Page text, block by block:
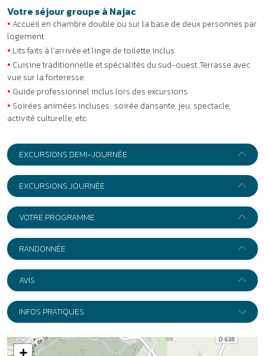
Votre séjour groupe à Najac
• Accueil en chambre double ou sur la base de deux personnes par
logement.
• Lits faits à l’arrivée et linge de toilette inclus.
• Cuisine traditionnelle et spécialités du sud-ouest. Terrasse avec
vue sur la forteresse.
• Guide professionnel inclus lors des excursions.
• Soirées animées incluses : soirée dansante, jeu, spectacle,
activité culturelle, etc.
EXCURSIONS DEMI-JOURNÉE
EXCURSIONS JOURNÉE
VOTRE PROGRAMME
RANDONNÉE
AVIS
INFOS PRATIQUES